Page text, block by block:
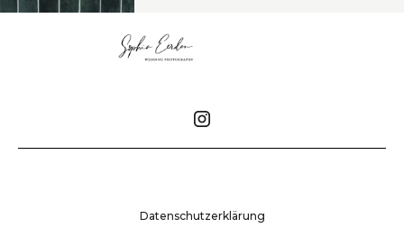
Datenschutzerklärung